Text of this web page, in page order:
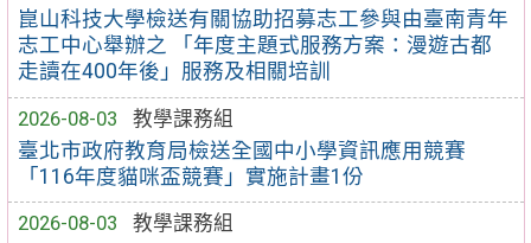
崑山科技大學檢送有關協助招募志工參與由臺南青年
志工中心舉辦之 「年度主題式服務方案：漫遊古都
走讀在400年後」服務及相關培訓
2026-08-03
教學課務組
臺北市政府教育局檢送全國中小學資訊應用競賽
「116年度貓咪盃競賽」實施計畫1份
2026-08-03
教學課務組